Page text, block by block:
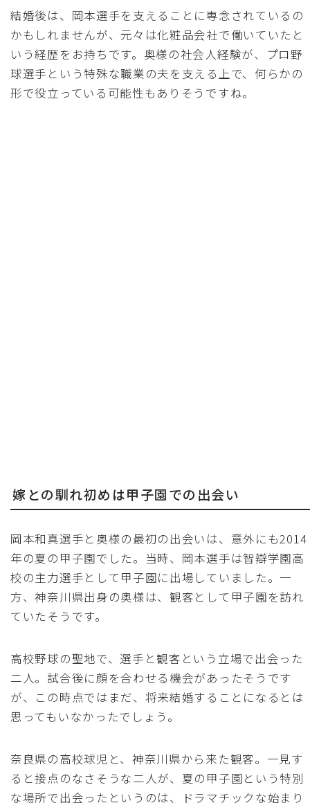
結婚後は、岡本選手を支えることに専念されているの
かもしれませんが、元々は化粧品会社で働いていたと
いう経歴をお持ちです。奥様の社会人経験が、プロ野
球選手という特殊な職業の夫を支える上で、何らかの
形で役立っている可能性もありそうですね。
嫁との馴れ初めは甲子園での出会い
岡本和真選手と奥様の最初の出会いは、意外にも2014
年の夏の甲子園でした。当時、岡本選手は智辯学園高
校の主力選手として甲子園に出場していました。一
方、神奈川県出身の奥様は、観客として甲子園を訪れ
ていたそうです。
高校野球の聖地で、選手と観客という立場で出会った
二人。試合後に顔を合わせる機会があったそうです
が、この時点ではまだ、将来結婚することになるとは
思ってもいなかったでしょう。
奈良県の高校球児と、神奈川県から来た観客。一見す
ると接点のなさそうな二人が、夏の甲子園という特別
な場所で出会ったというのは、ドラマチックな始まり